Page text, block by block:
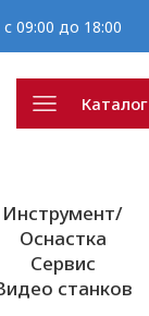
09:00 до 18:00
Каталог
Инструмент/
Оснастка
Сервис
станков